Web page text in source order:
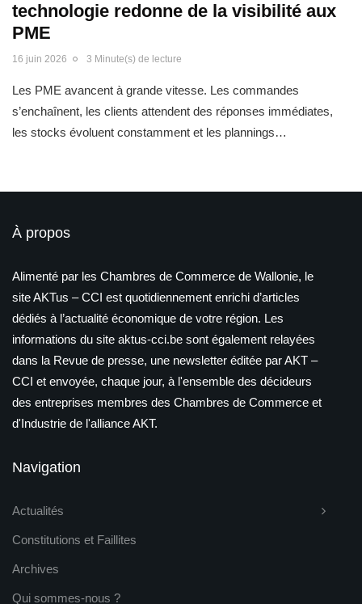
technologie redonne de la visibilité aux
PME
16 juin 2026 3 Minute(s) de lecture
Les PME avancent à grande vitesse. Les commandes
s’enchaînent, les clients attendent des réponses immédiates,
les stocks évoluent constamment et les plannings…
À propos
Alimenté par les Chambres de Commerce de Wallonie, le
site AKTus – CCI est quotidiennement enrichi d’articles
dédiés à l’actualité économique de votre région. Les
informations du site aktus-cci.be sont également relayées
dans la Revue de presse, une newsletter éditée par AKT –
CCI et envoyée, chaque jour, à l'ensemble des décideurs
des entreprises membres des Chambres de Commerce et
d'Industrie de l'alliance AKT.
Navigation
Actualités
Constitutions et Faillites
Archives
Qui sommes-nous ?